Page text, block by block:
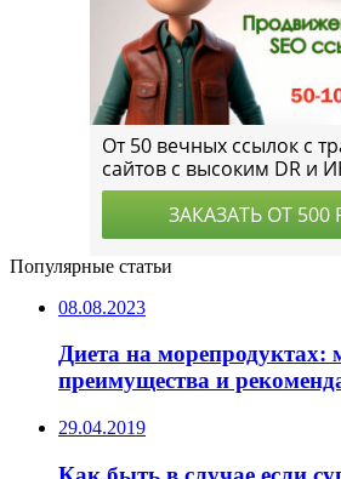
Популярные статьи
08.08.2023
Диета на морепродуктах:
преимущества и
29.04.2019